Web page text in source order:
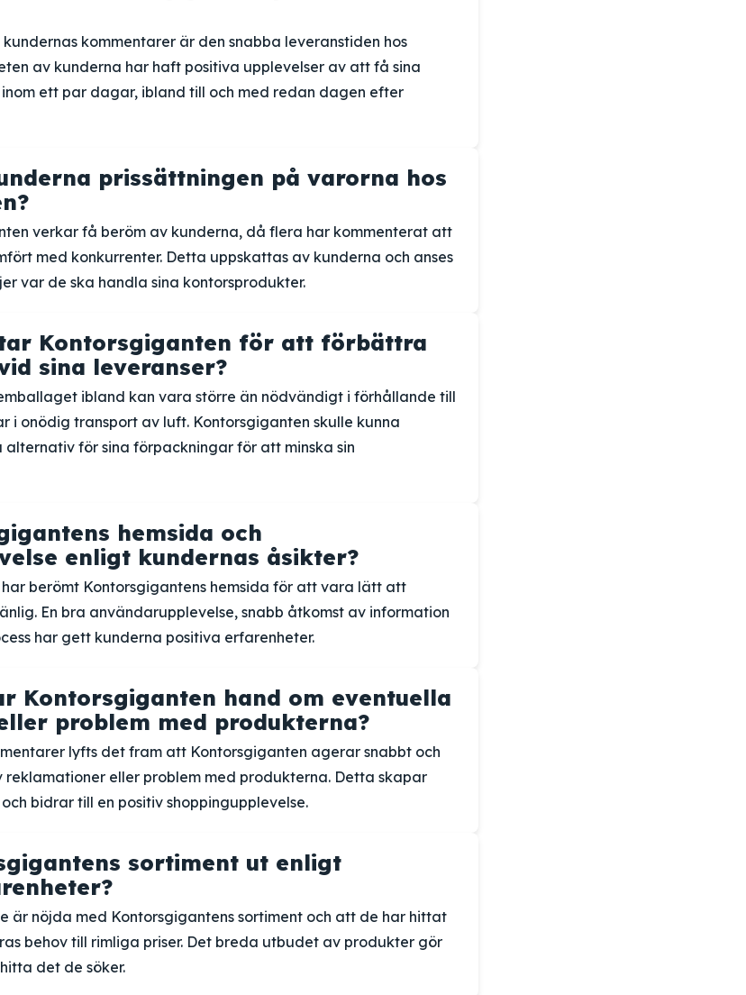
kommentarer är den snabba leveranstiden hos
av kunderna har haft positiva upplevelser av att få sina
ett par dagar, ibland till och med redan dagen efter
prissättningen på varorna hos
verkar få beröm av kunderna, då flera har kommenterat att
med konkurrenter. Detta uppskattas av kunderna och anses
var de ska handla sina kontorsprodukter.
Kontorsgiganten för att förbättra
sina leveranser?
ibland kan vara större än nödvändigt i förhållande till
i onödig transport av luft. Kontorsgiganten skulle kunna
för sina förpackningar för att minska sin
hemsida och
enligt kundernas åsikter?
berömt Kontorsgigantens hemsida för att vara lätt att
En bra användarupplevelse, snabb åtkomst av information
har gett kunderna positiva erfarenheter.
Kontorsgiganten hand om eventuella
problem med produkterna?
lyfts det fram att Kontorsgiganten agerar snabbt och
eller problem med produkterna. Detta skapar
bidrar till en positiv shoppingupplevelse.
sortiment ut enligt
är nöjda med Kontorsgigantens sortiment och att de har hittat
behov till rimliga priser. Det breda utbudet av produkter gör
det de söker.